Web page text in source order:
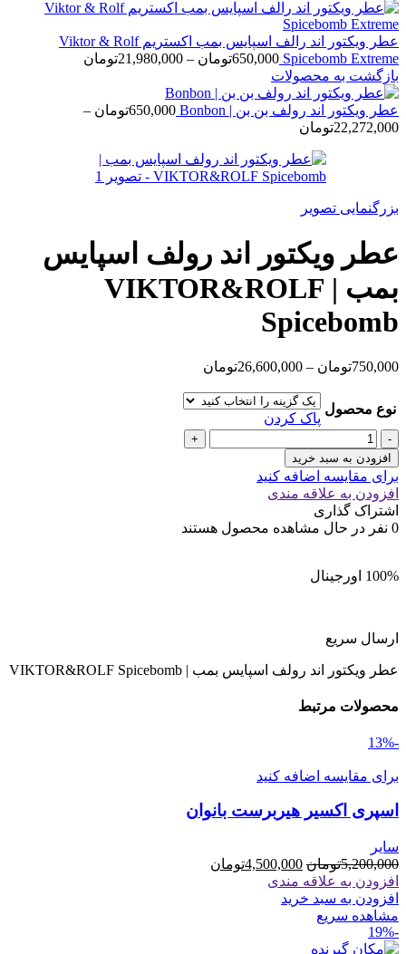
عطر ویکتور اند رالف اسپایس بمب اکستریم Viktor & Rolf
Spicebomb Extreme
650,000تومان –
21,980,000تومان
تا
بازگشت به محصولات
عطر ویکتور اند رولف بن بن | Bonbon 650,000تومان –
22,272,000تومان
650,000تومان
تا
بزرگنمایی تصویر
عطر ویکتور اند رولف اسپایس
بمب | VIKTOR&ROLF
Spicebomb
750,000تومان –
26,600,000تومان
26,600,000تومان
نوع محصول
پاک کردن
عطر
ویکتور
اند
رولف
اسپایس
بمب
Spicebomb
افزودن به سبد خرید
برای مقایسه اضافه کنید
افزودن به علاقه مندی
اشتراک گذاری
0 نفر در حال مشاهده محصول هستند
100% اورجینال
ارسال سریع
عطر ویکتور اند رولف اسپایس بمب | VIKTOR&ROLF Spicebomb
محصولات مرتبط
-13%
برای مقایسه اضافه کنید
اسپری اکسیر هیربرست بانوان
سایر
5,200,000تومان قیمت
اصلی
4,500,000تومان
افزودن به علاقه مندی
افزودن به سبد خرید
مشاهده سریع
-19%